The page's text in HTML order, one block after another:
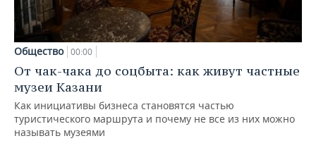
Общество 00:00
От чак-чака до соцбыта: как живут частные
музеи Казани
Как инициативы бизнеса становятся частью
туристического маршрута и почему не все из них можно
называть музеями